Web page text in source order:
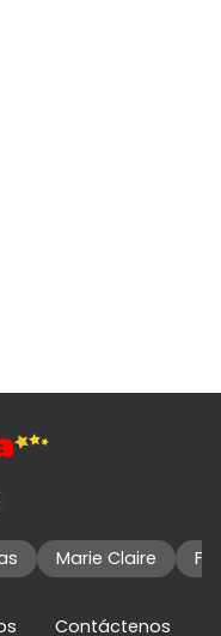
Marie Claire
Contáctenos